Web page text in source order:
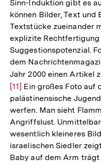
Sinn-Induktion gibt es
können Bilder, Text und
Textstücke zueinander
explizite
Suggestionspotenzial.
dem
Jahr 2000 einen Artikel
[11] Ein großes Foto auf
palästinensische
werfen. Man sieht
Angriffslust.
wesentlich kleineres
israelischen Siedler
Baby auf dem Arm